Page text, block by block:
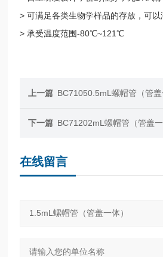
> 可满足各类生物学样品的存放，可
> 承受温度范围-80℃~121℃
上一篇 BC71050.5mL螺帽管（管盖
下一篇 BC71202mL螺帽管（管盖一
在线留言